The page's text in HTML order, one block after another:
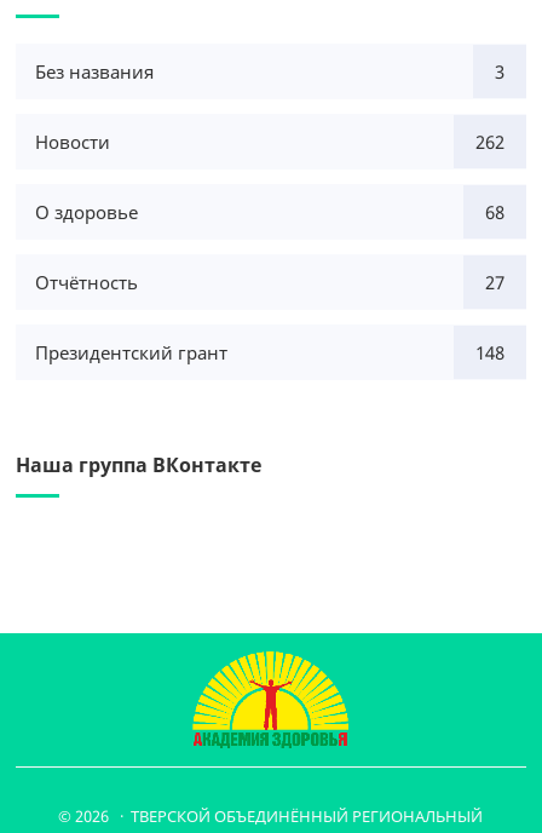
Без названия 3
Новости 262
О здоровье 68
Отчётность 27
Президентский грант 148
Наша группа ВКонтакте
© 2026 · ТВЕРСКОЙ ОБЪЕДИНЁННЫЙ РЕГИОНАЛЬНЫЙ